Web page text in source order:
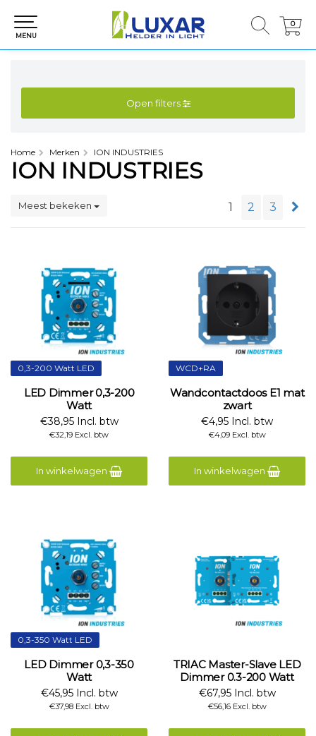
0
0
MENU
Open filters
Home Merken ION INDUSTRIES
ION INDUSTRIES
Meest bekeken 1 2 3
0,3-200 Watt LED
LED Dimmer 0,3-200
Watt
€38,95 Incl. btw
€32,19 Excl. btw
In winkelwagen
WCD+RA
Wandcontactdoos E1 mat
zwart
€4,95 Incl. btw
€4,09 Excl. btw
In winkelwagen
0,3-350 Watt LED
LED Dimmer 0,3-350
Watt
€45,95 Incl. btw
€37,98 Excl. btw
TRIAC Master-Slave LED
Dimmer 0.3-200 Watt
€67,95 Incl. btw
€56,16 Excl. btw